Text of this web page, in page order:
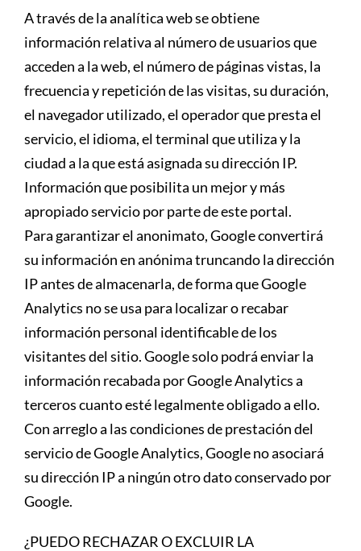
A través de la analítica web se obtiene
información relativa al número de usuarios que
acceden a la web, el número de páginas vistas, la
frecuencia y repetición de las visitas, su duración,
el navegador utilizado, el operador que presta el
servicio, el idioma, el terminal que utiliza y la
ciudad a la que está asignada su dirección IP.
Información que posibilita un mejor y más
apropiado servicio por parte de este portal.
Para garantizar el anonimato, Google convertirá
su información en anónima truncando la dirección
IP antes de almacenarla, de forma que Google
Analytics no se usa para localizar o recabar
información personal identificable de los
visitantes del sitio. Google solo podrá enviar la
información recabada por Google Analytics a
terceros cuanto esté legalmente obligado a ello.
Con arreglo a las condiciones de prestación del
servicio de Google Analytics, Google no asociará
su dirección IP a ningún otro dato conservado por
Google.
¿PUEDO RECHAZAR O EXCLUIR LA